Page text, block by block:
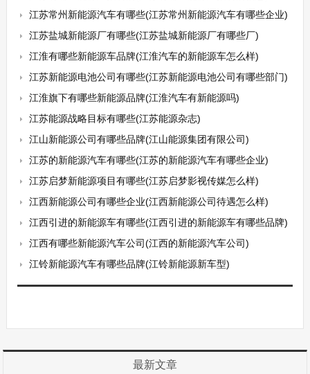
江苏常州新能源汽车有哪些(江苏常州新能源汽车有哪些企业)
江苏盐城新能源厂有哪些(江苏盐城新能源厂有哪些厂)
江淮有哪些新能源车品牌(江淮汽车的新能源车怎么样)
江苏新能源电池公司有哪些(江苏新能源电池公司有哪些部门)
江淮旗下有哪些新能源品牌(江淮汽车有新能源吗)
江苏能源战略目标有哪些(江苏能源杂志)
江山新能源公司有哪些品牌(江山能源集团有限公司)
江苏的新能源汽车有哪些(江苏的新能源汽车有哪些企业)
江苏启梦新能源项目有哪些(江苏启梦影视传媒怎么样)
江西新能源公司有哪些企业(江西新能源公司待遇怎么样)
江西引进的新能源车有哪些(江西引进的新能源车有哪些品牌)
江西有哪些新能源汽车公司(江西的新能源汽车公司)
江铃新能源汽车有哪些品牌(江铃新能源新车型)
最新文章